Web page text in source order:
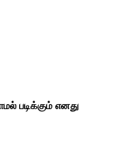
படிக்கும் எனது